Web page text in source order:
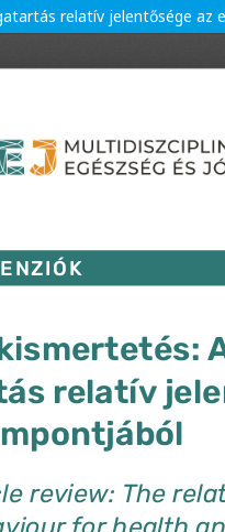
relatív jelentősége az